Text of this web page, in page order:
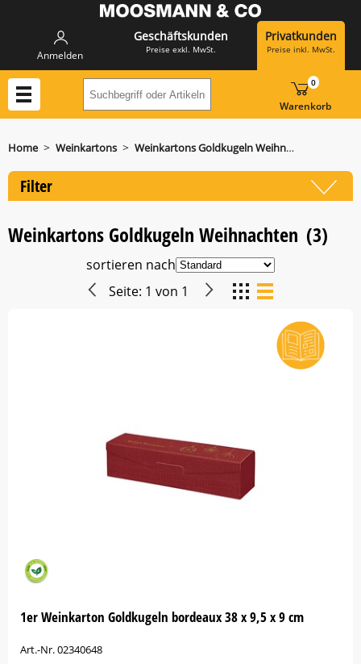
Anmelden
Geschäftskunden
Preise exkl. MwSt.
Privatkunden
Preise inkl. MwSt.
Suchbegriff oder Artikelnummer hier
Warenkorb
0
Home > Weinkartons > Weinkartons Goldkugeln Weihnachten
Filter
Weinkartons Goldkugeln Weihnachten (3)
sortieren nach
Seite: 1 von 1
1er Weinkarton Goldkugeln bordeaux 38 x 9,5 x 9 cm
Art.-Nr. 02340648